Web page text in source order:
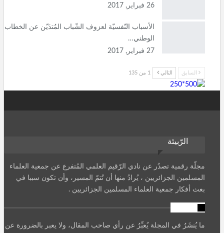
26 فبراير, 2017
الأسباب النّفسيّة لعزوف الشّباب المُتدَيّن عن الخطاب
الوطني…
27 فبراير, 2017
السابق التالي 1 من 135
الرّبيئة
مجلّة رقمية تصدُر عن نادي الرّقيم العلمي المُتفرع عن جمعية العلماء
المسلمين الجزائريين ، يُرادُ منها أن تُتمّ المسير، وأن تكون سببا في
بعث أفكار جمعية العلماء المسلمين الجزائريين .
ما يُنشَرُ في المجلة يُعبِّرُ عن رأي صاحب المقال، ولا يعبر بالضرورة عن